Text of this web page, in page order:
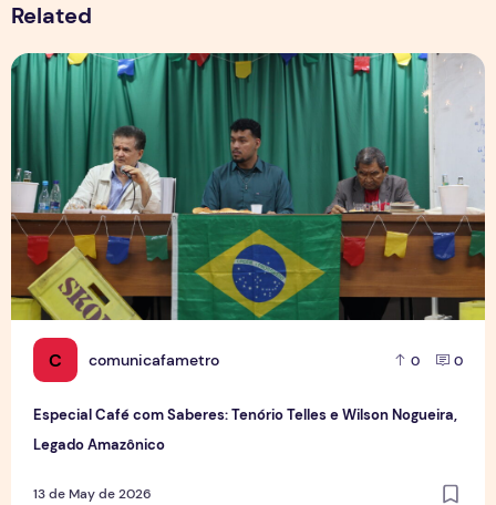
Related
C comunicafametro 0 0
Especial Café com Saberes: Tenório Telles e Wilson Nogueira,
Legado Amazônico
13 de May de 2026
Especial Café com Saberes: Tenório Telles e Wilson